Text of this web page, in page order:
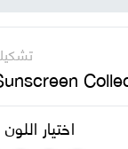
اختيار اللون